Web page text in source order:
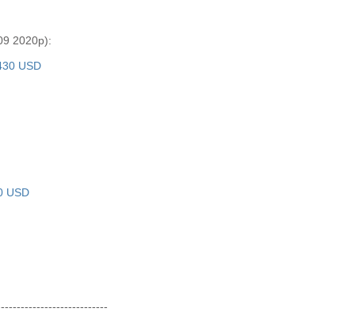
2020р):
USD
USD